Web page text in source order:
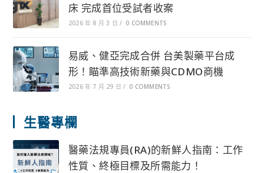
床 完成首位受試者收案
2026 年 8 月 3 日 / 0 COMMENTS
易威、健亞完成合併 台美製藥平台成
形！瞄準高技術新藥與CDMO商機
2026 年 7 月 29 日 / 0 COMMENTS
生醫專欄
醫藥法規專員(RA)的新鮮人指南：工作
性質、終極目標及所需能力！